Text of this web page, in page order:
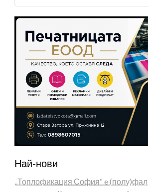
Най-нови
„Топлофикация София“ e